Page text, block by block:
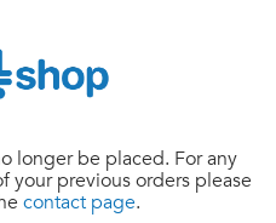
longer be placed. For any
your previous orders please
contact page.